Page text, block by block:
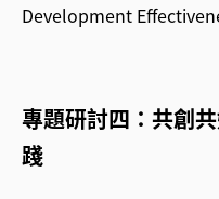
Development
專題研討四：共創
踐